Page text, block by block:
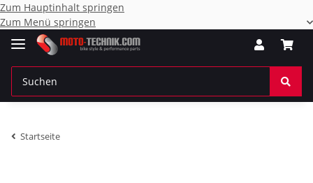
Zum Hauptinhalt springen
Zum Menü springen
Startseite